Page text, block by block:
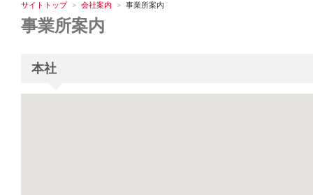
サイトトップ 会社案内 事業所案内
事業所案内
本社